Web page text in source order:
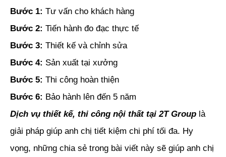
Bước 1: Tư vấn cho khách hàng
Bước 2: Tiến hành đo đạc thực tế
Bước 3: Thiết kế và chỉnh sửa
Bước 4: Sản xuất tại xưởng
Bước 5: Thi công hoàn thiện
Bước 6: Bảo hành lên đến 5 năm
Dịch vụ thiết kế, thi công nội thất tại 2T Group là
giải pháp giúp anh chị tiết kiệm chi phí tối đa. Hy
vọng, những chia sẻ trong bài viết này sẽ giúp anh chị